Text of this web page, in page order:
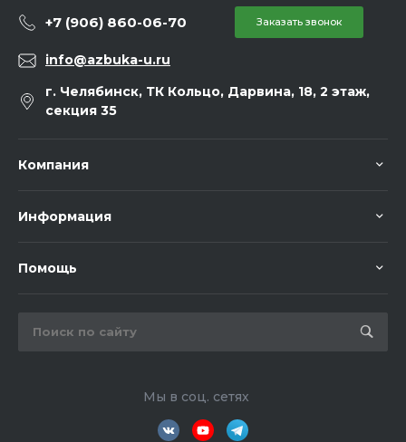
+7 (906) 860-06-70 Заказать звонок
info@azbuka-u.ru
г. Челябинск, ТК Кольцо, Дарвина, 18, 2 этаж,
секция 35
Компания
Информация
Помощь
Мы в соц. сетях